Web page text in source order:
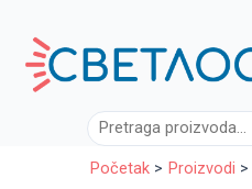
sadržaj
Pretraga
Početak Proizvodi